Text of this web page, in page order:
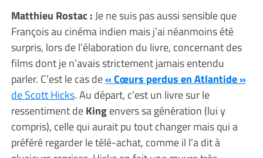
Matthieu Rostac :Je ne suis pas aussi sensible que
François au cinéma indien mais j’ai néanmoins été
surpris, lors de l’élaboration du livre, concernant des
films dont je n’avais strictement jamais entendu
parler. C’est le cas de« Cœurs perdus en Atlantide »
de Scott Hicks. Au départ, c’est un livre sur le
ressentiment deKingenvers sa génération (lui y
compris), celle qui aurait pu tout changer mais qui a
préféré regarder le télé-achat, comme il l’a dit à